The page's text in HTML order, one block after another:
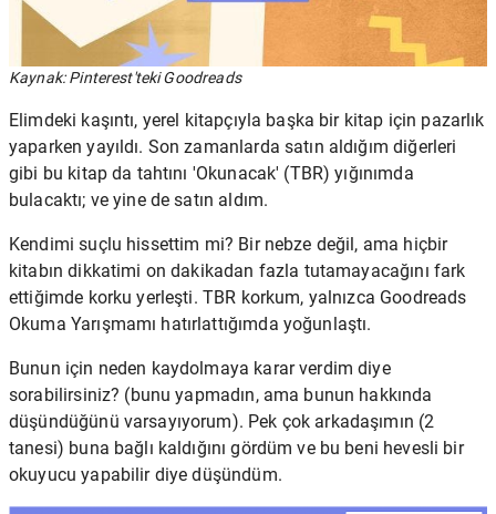
Kaynak: Pinterest'teki Goodreads
Elimdeki kaşıntı, yerel kitapçıyla başka bir kitap için pazarlık
yaparken yayıldı. Son zamanlarda satın aldığım diğerleri
gibi bu kitap da tahtını 'Okunacak' (TBR) yığınımda
bulacaktı; ve yine de satın aldım.
Kendimi suçlu hissettim mi? Bir nebze değil, ama hiçbir
kitabın dikkatimi on dakikadan fazla tutamayacağını fark
ettiğimde korku yerleşti. TBR korkum, yalnızca Goodreads
Okuma Yarışmamı hatırlattığımda yoğunlaştı.
Bunun için neden kaydolmaya karar verdim diye
sorabilirsiniz? (bunu yapmadın, ama bunun hakkında
düşündüğünü varsayıyorum). Pek çok arkadaşımın (2
tanesi) buna bağlı kaldığını gördüm ve bu beni hevesli bir
okuyucu yapabilir diye düşündüm.